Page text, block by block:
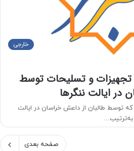
خارجی
و تسلیحات توسط
در ایالت ننگرها
توسط طالبان از داعش خراسان در ایالت
صفحه بعدی